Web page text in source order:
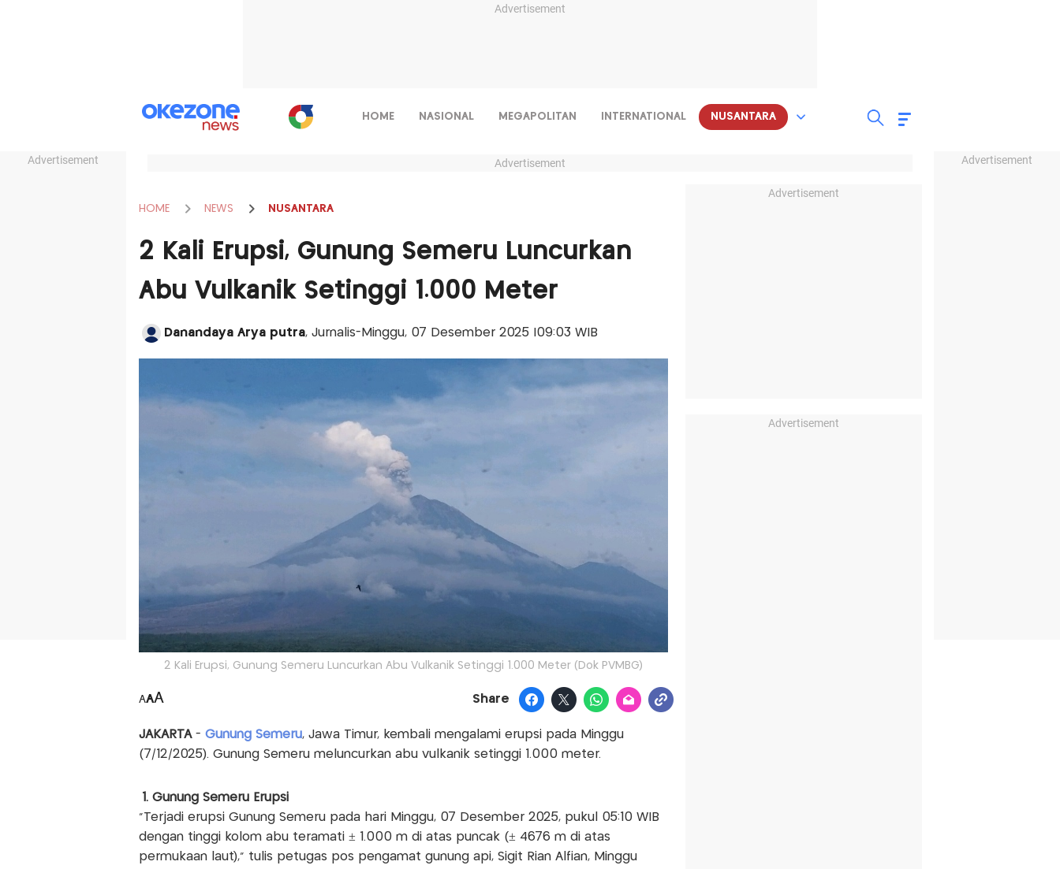
Advertisement
Advertisement Advertisement
HOME NASIONAL MEGAPOLITAN INTERNATIONAL NUSANTARA
Advertisement
HOME NEWS NUSANTARA
2 Kali Erupsi, Gunung Semeru Luncurkan
Abu Vulkanik Setinggi 1.000 Meter
Danandaya Arya putra, Jurnalis-Minggu, 07 Desember 2025 |09:03 WIB
2 Kali Erupsi, Gunung Semeru Luncurkan Abu Vulkanik Setinggi 1.000 Meter (Dok PVMBG)
AAA Share
JAKARTA- Gunung Semeru, Jawa Timur, kembali mengalami erupsi pada Minggu
(7/12/2025). Gunung Semeru meluncurkan abu vulkanik setinggi 1.000 meter.
1. Gunung Semeru Erupsi
"Terjadi erupsi Gunung Semeru pada hari Minggu, 07 Desember 2025, pukul 05:10 WIB
dengan tinggi kolom abu teramati ± 1.000 m di atas puncak (± 4676 m di atas
permukaan laut)," tulis petugas pos pengamat gunung api, Sigit Rian Alfian, Minggu
Advertisement
Advertisement